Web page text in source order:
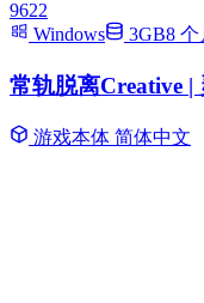
9622
Windows
3GB8 个
常轨脱离Creative |
游戏本体 简体中文